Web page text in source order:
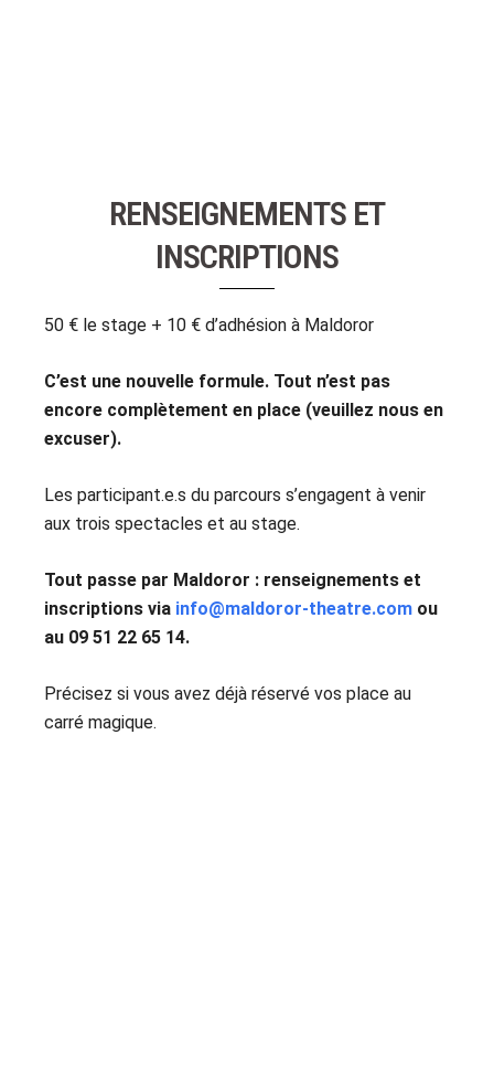
RENSEIGNEMENTS ET
INSCRIPTIONS
50 € le stage + 10 € d’adhésion à Maldoror
C’est une nouvelle formule. Tout n’est pas
encore complètement en place (veuillez nous en
excuser).
Les participant.e.s du parcours s’engagent à venir
aux trois spectacles et au stage.
Tout passe par Maldoror : renseignements et
inscriptions via info@maldoror-theatre.com ou
au 09 51 22 65 14.
Précisez si vous avez déjà réservé vos place au
carré magique.